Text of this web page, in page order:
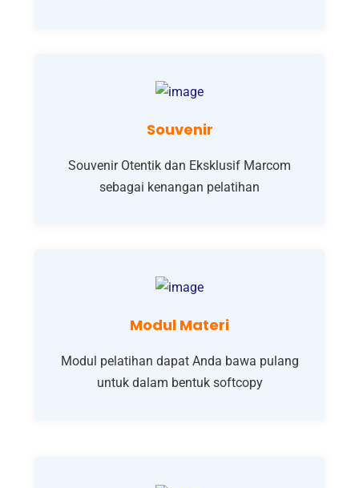
Souvenir
Souvenir Otentik dan Eksklusif Marcom
sebagai kenangan pelatihan
Modul Materi
Modul pelatihan dapat Anda bawa pulang
untuk dalam bentuk softcopy